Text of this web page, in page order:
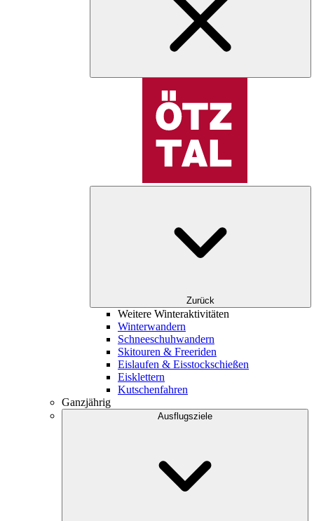
Zurück
Weitere Winteraktivitäten
Winterwandern
Schneeschuhwandern
Skitouren & Freeriden
Eislaufen & Eisstockschießen
Eisklettern
Kutschenfahren
Ganzjährig
Ausflugsziele